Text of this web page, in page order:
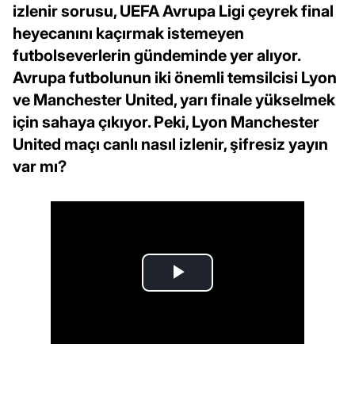
izlenir sorusu, UEFA Avrupa Ligi çeyrek final
heyecanını kaçırmak istemeyen
futbolseverlerin gündeminde yer alıyor.
Avrupa futbolunun iki önemli temsilcisi Lyon
ve Manchester United, yarı finale yükselmek
için sahaya çıkıyor. Peki, Lyon Manchester
United maçı canlı nasıl izlenir, şifresiz yayın
var mı?